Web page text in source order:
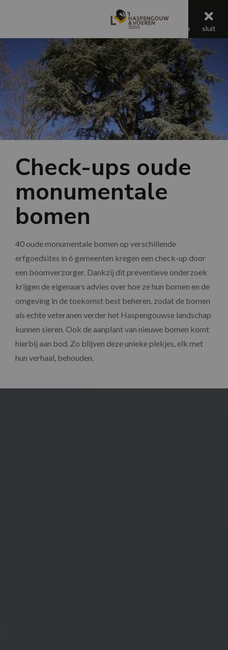
menu
menusluit
Check-ups oude
monumentale
bomen
40 oude monumentale bomen op verschillende
erfgoedsites in 6 gemeenten kregen een check-up door
een boomverzorger. Dankzij dit preventieve onderzoek
krijgen de eigenaars advies over hoe ze hun bomen en de
omgeving in de toekomst best beheren, zodat de bomen
als echte veteranen verder het Haspengouwse landschap
kunnen sieren. Ook de aanplant van nieuwe bomen komt
hierbij aan bod. Zo blijven deze unieke plekjes, elk met
hun verhaal, behouden.